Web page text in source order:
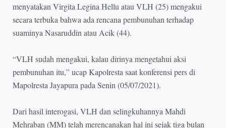
menyatakan Virgita Legina Hellu atau VLH (25) mengakui
secara terbuka bahwa ada rencana pembunuhan terhadap
suaminya Nasaruddin atau Acik (44).
“VLH sudah mengakui, kalau dirinya mengetahui aksi
pembunuhan itu,” ucap Kapolresta saat konferensi pers di
Mapolresta Jayapura pada Senin (05/07/2021).
Dari hasil interogasi, VLH dan selingkuhannya Mahdi
Mehraban (MM) telah merencanakan hal ini sejak tiga bulan